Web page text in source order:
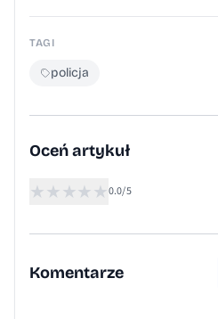
wersja tekstowa
TAGI
policja
Oceń artykuł
★ ★ ★★ ★0.0/5
Komentarze